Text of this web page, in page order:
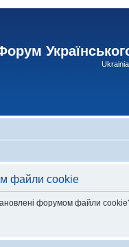
файли cookie
форумом файли